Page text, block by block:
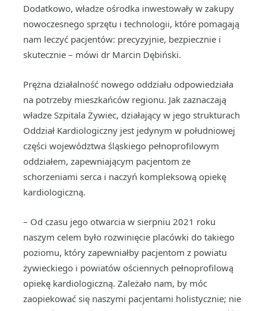
Dodatkowo, władze ośrodka inwestowały w zakupy
nowoczesnego sprzętu i technologii, które pomagają
nam leczyć pacjentów: precyzyjnie, bezpiecznie i
skutecznie – mówi dr Marcin Dębiński.
Prężna działalność nowego oddziału odpowiedziała
na potrzeby mieszkańców regionu. Jak zaznaczają
władze Szpitala Żywiec, działający w jego strukturach
Oddział Kardiologiczny jest jedynym w południowej
części województwa śląskiego pełnoprofilowym
oddziałem, zapewniającym pacjentom ze
schorzeniami serca i naczyń kompleksową opiekę
kardiologiczną.
– Od czasu jego otwarcia w sierpniu 2021 roku
naszym celem było rozwinięcie placówki do takiego
poziomu, który zapewniałby pacjentom z powiatu
żywieckiego i powiatów ościennych pełnoprofilową
opiekę kardiologiczną. Zależało nam, by móc
zaopiekować się naszymi pacjentami holistycznie; nie